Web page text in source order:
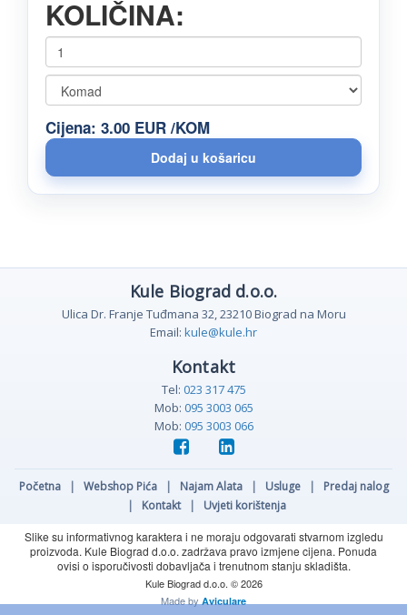
KOLIČINA:
Cijena: 3.00 EUR /KOM
Kule Biograd d.o.o.
Ulica Dr. Franje Tuđmana 32, 23210 Biograd na Moru
Email: kule@kule.hr
Kontakt
Tel: 023 317 475
Mob: 095 3003 065
Mob: 095 3003 066
Početna | Webshop Pića | Najam Alata | Usluge |
Predaj nalog
|
Kontakt |
Uvjeti korištenja
Slike su informativnog karaktera i ne moraju odgovarati stvarnom izgledu
proizvoda. Kule Biograd d.o.o. zadržava pravo izmjene cijena. Ponuda
ovisi o isporučivosti dobavljača i trenutnom stanju skladišta.
Kule Biograd d.o.o. © 2026
Made by Aviculare